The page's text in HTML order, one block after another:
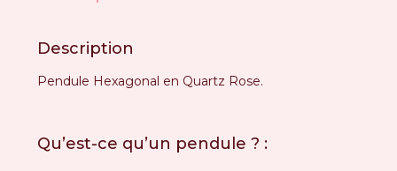
Description
Pendule Hexagonal en Quartz Rose.
Qu’est-ce qu’un pendule ? :